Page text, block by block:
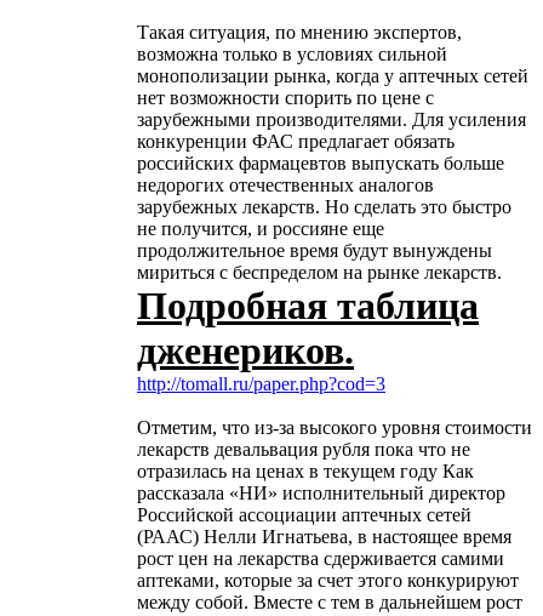
Такая ситуация, по мнению экспертов,
возможна только в условиях сильной
монополизации рынка, когда у аптечных сетей
нет возможности спорить по цене с
зарубежными производителями. Для усиления
конкуренции ФАС предлагает обязать
российских фармацевтов выпускать больше
недорогих отечественных аналогов
зарубежных лекарств. Но сделать это быстро
не получится, и россияне еще
продолжительное время будут вынуждены
мириться с беспределом на рынке лекарств.
Подробная таблица
дженериков.
http://tomall.ru/paper.php?cod=3
Отметим, что из-за высокого уровня стоимости
лекарств девальвация рубля пока что не
отразилась на ценах в текущем году Как
рассказала «НИ» исполнительный директор
Российской ассоциации аптечных сетей
(РААС) Нелли Игнатьева, в настоящее время
рост цен на лекарства сдерживается самими
аптеками, которые за счет этого конкурируют
между собой. Вместе с тем в дальнейшем рост